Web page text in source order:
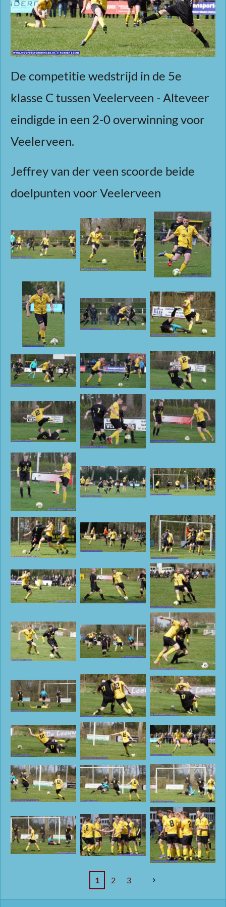
De competitie wedstrijd in de 5e
klasse C tussen Veelerveen - Alteveer
eindigde in een 2-0 overwinning voor
Veelerveen.
Jeffrey van der veen scoorde beide
doelpunten voor Veelerveen
1 2 3